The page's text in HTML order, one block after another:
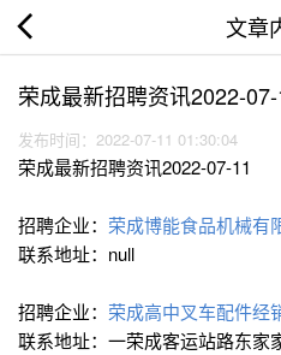
文章
荣成最新招聘资讯2022-07-
发布时间：2022-07-11 01:30:04
荣成最新招聘资讯2022-07-11
招聘企业： 荣成博能食品机械有
联系地址：null
招聘企业： 荣成高中叉车配件经
联系地址：一荣成客运站路东家